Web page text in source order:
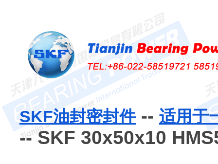
SKF油封密封件-- 适用于
-- SKF 30x50x10